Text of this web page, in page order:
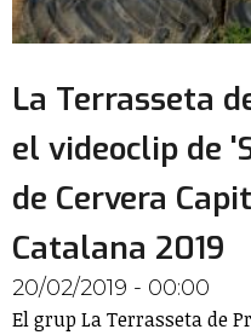
La Terrasseta
el videoclip de
de Cervera
Catalana 2019
20/02/2019 - 00:00
El grup La Terrasseta de